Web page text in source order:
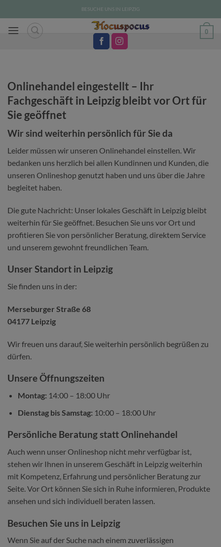
Inhalt
springen
BESUCHE UNS IN LEIPZIG
0
Onlinehandel eingestellt – Ihr
Fachgeschäft in Leipzig bleibt vor Ort für
Sie geöffnet
Wir sind weiterhin persönlich für Sie da
Leider müssen wir unseren Onlinehandel einstellen. Wir
bedanken uns herzlich bei allen Kundinnen und Kunden, die
unseren Onlineshop genutzt haben und uns über die Jahre
begleitet haben.
Die gute Nachricht: Unser lokales Geschäft in Leipzig bleibt
weiterhin für Sie geöffnet. Besuchen Sie uns vor Ort und
profitieren Sie von persönlicher Beratung, direktem Service
und unserem gewohnt freundlichen Team.
Unser Standort in Leipzig
Sie finden uns in der:
Merseburger Straße 68
04177 Leipzig
Wir freuen uns darauf, Sie weiterhin persönlich begrüßen zu
dürfen.
Unsere Öffnungszeiten
Montag: 14:00 – 18:00 Uhr
Dienstag bis Samstag: 10:00 – 18:00 Uhr
Persönliche Beratung statt Onlinehandel
Auch wenn unser Onlineshop nicht mehr verfügbar ist,
stehen wir Ihnen in unserem Geschäft in Leipzig weiterhin
mit Kompetenz, Erfahrung und persönlicher Beratung zur
Seite. Vor Ort können Sie sich in Ruhe informieren, Produkte
ansehen und sich individuell beraten lassen.
Besuchen Sie uns in Leipzig
Wenn Sie auf der Suche nach einem zuverlässigen